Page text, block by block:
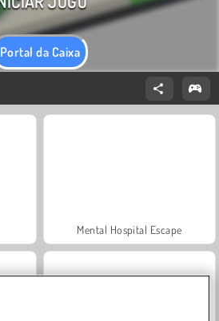
Portal da Caixa
Mental Hospital Escape